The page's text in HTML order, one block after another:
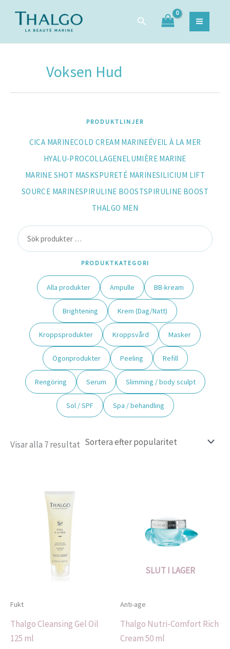
innehåll
Sök
Voksen Hud
PRODUKTLINJER
CICA MARINECOLD CREAM MARINEÉVEIL À LA MER
HYALU-PROCOLLAGENELUMIÈRE MARINE
MARINE SHOT MASKSPURETÉ MARINESILICIUM LIFT
SOURCE MARINESPIRULINE BOOSTSPIRULINE BOOST
THALGO MEN
efter:
PRODUKTKATEGORI
Alla produkter Ampulle BB-kream
Brightening Krem (Dag/Natt)
Kroppsprodukter Kroppsvård Masker
Ögonprodukter Peeling Refill
Rengöring Serum Slimming / body sculpt
Sol / SPF Spa / behandling
Visar alla 7 resultat
efter
popularitet
Fukt
Thalgo Cleansing Gel Oil
125 ml
SLUT I LAGER
Anti-age
Thalgo Nutri-Comfort Rich
Cream 50 ml